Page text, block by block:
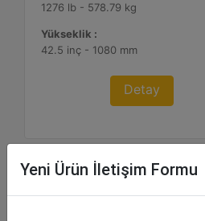
1276 lb - 578.79 kg
Yükseklik :
42.5 inç - 1080 mm
Detay
Yeni Ürün İletişim Formu